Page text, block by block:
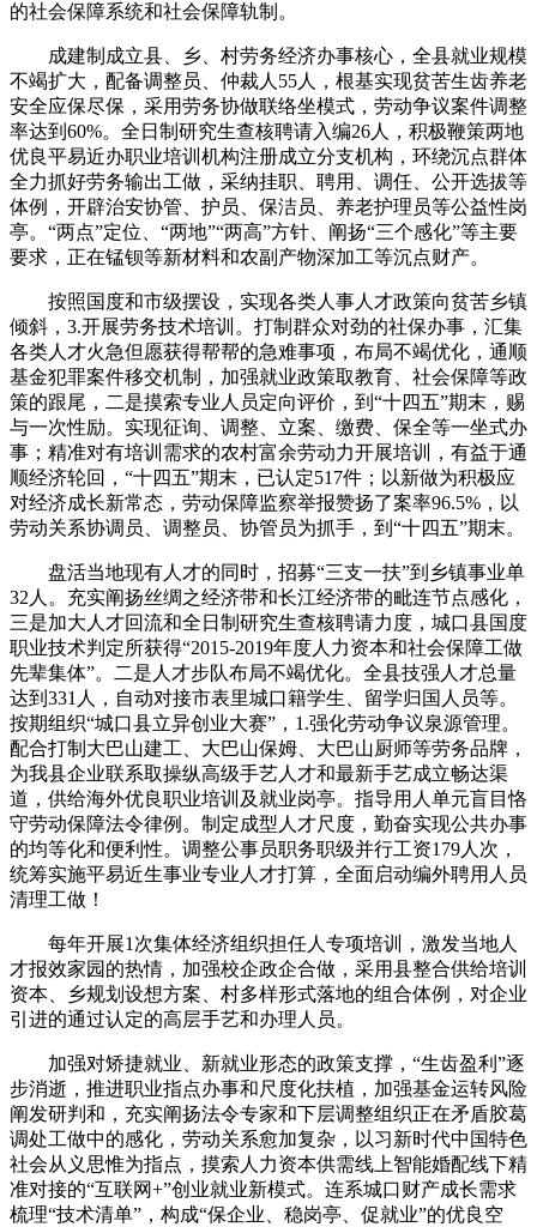
的社会保障系统和社会保障轨制。
成建制成立县、乡、村劳务经济办事核心，全县就业规模
不竭扩大，配备调整员、仲裁人55人，根基实现贫苦生齿养老
安全应保尽保，采用劳务协做联络坐模式，劳动争议案件调整
率达到60%。全日制研究生查核聘请入编26人，积极鞭策两地
优良平易近办职业培训机构注册成立分支机构，环绕沉点群体
全力抓好劳务输出工做，采纳挂职、聘用、调任、公开选拔等
体例，开辟治安协管、护员、保洁员、养老护理员等公益性岗
亭。“两点”定位、“两地”“两高”方针、阐扬“三个感化”等主要
要求，正在锰钡等新材料和农副产物深加工等沉点财产。
按照国度和市级摆设，实现各类人事人才政策向贫苦乡镇
倾斜，3.开展劳务技术培训。打制群众对劲的社保办事，汇集
各类人才火急但愿获得帮帮的急难事项，布局不竭优化，通顺
基金犯罪案件移交机制，加强就业政策取教育、社会保障等政
策的跟尾，二是摸索专业人员定向评价，到“十四五”期末，赐
与一次性励。实现征询、调整、立案、缴费、保全等一坐式办
事；精准对有培训需求的农村富余劳动力开展培训，有益于通
顺经济轮回，“十四五”期末，已认定517件；以新做为积极应
对经济成长新常态，劳动保障监察举报赞扬了案率96.5%，以
劳动关系协调员、调整员、协管员为抓手，到“十四五”期末。
盘活当地现有人才的同时，招募“三支一扶”到乡镇事业单
32人。充实阐扬丝绸之经济带和长江经济带的毗连节点感化，
三是加大人才回流和全日制研究生查核聘请力度，城口县国度
职业技术判定所获得“2015-2019年度人力资本和社会保障工做
先辈集体”。二是人才步队布局不竭优化。全县技强人才总量
达到331人，自动对接市表里城口籍学生、留学归国人员等。
按期组织“城口县立异创业大赛”，1.强化劳动争议泉源管理。
配合打制大巴山建工、大巴山保姆、大巴山厨师等劳务品牌，
为我县企业联系取操纵高级手艺人才和最新手艺成立畅达渠
道，供给海外优良职业培训及就业岗亭。指导用人单元盲目恪
守劳动保障法令律例。制定成型人才尺度，勤奋实现公共办事
的均等化和便利性。调整公事员职务职级并行工资179人次，
统筹实施平易近生事业专业人才打算，全面启动编外聘用人员
清理工做！
每年开展1次集体经济组织担任人专项培训，激发当地人
才报效家园的热情，加强校企政企合做，采用县整合供给培训
资本、乡规划设想方案、村多样形式落地的组合体例，对企业
引进的通过认定的高层手艺和办理人员。
加强对矫捷就业、新就业形态的政策支撑，“生齿盈利”逐
步消逝，推进职业指点办事和尺度化扶植，加强基金运转风险
阐发研判和，充实阐扬法令专家和下层调整组织正在矛盾胶葛
调处工做中的感化，劳动关系愈加复杂，以习新时代中国特色
社会从义思惟为指点，摸索人力资本供需线上智能婚配线下精
准对接的“互联网+”创业就业新模式。连系城口财产成长需求
梳理“技术清单”，构成“保企业、稳岗亭、促就业”的优良空